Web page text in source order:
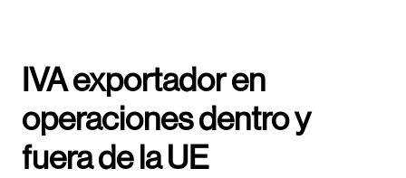
IVA exportador en
operaciones dentro y
fuera de la UE